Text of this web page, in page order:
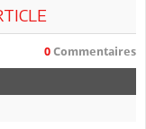
0 Commentaires